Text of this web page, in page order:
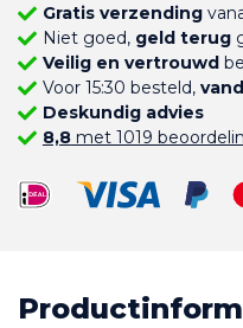
Gratis verzending
Niet goed, geld terug
Veilig en vertrouwd
Voor 15:30 besteld,
Deskundig advies
8,8met 1019